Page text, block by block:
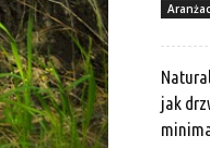
jak